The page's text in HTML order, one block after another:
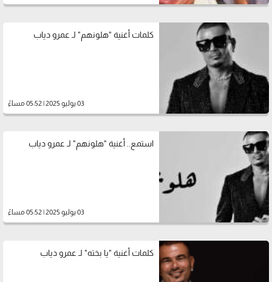
كلمات أغنية "هلونهم" لـ عمرو دياب
03 يوليو 2025 | 05:52 مساءً
استمع.. أغنية "هلونهم" لـ عمرو دياب
03 يوليو 2025 | 05:52 مساءً
كلمات أغنية "يا بخته" لـ عمرو دياب